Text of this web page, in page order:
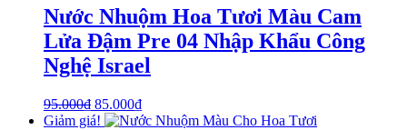
Nước Nhuộm Hoa Tươi Màu Cam
Lửa Đậm Pre 04 Nhập Khẩu Công
Nghệ Israel
95.000₫ 85.000₫
Giảm giá!